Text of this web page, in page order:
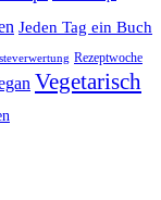
Jeden Tag ein Buch
Rezeptwoche
Vegetarisch